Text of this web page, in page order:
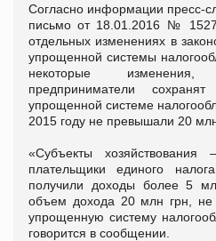
Согласно информации пресс-
письмо от 18.01.2016 №
отдельных изменениях в
упрощенной системы
некоторые
предприниматели
упрощенной системе
2015 году не превышали 20 млн
«Субъекты
плательщики единого
получили доходы более 5
объем дохода 20 млн грн, не
упрощенную систему
говорится в сообщении.